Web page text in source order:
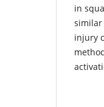
in
similar
injury